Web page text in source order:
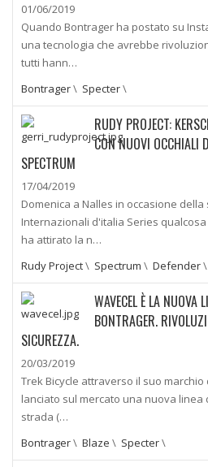
01/06/2019
Quando Bontrager ha postato su
una tecnologia che avrebbe
tutti hann…
Bontrager\ Specter\
RUDY PROJECT:
CON NUOVI OCCHIALI
SPECTRUM
17/04/2019
Domenica a Nalles in occasione
Internazionali d'italia Series
ha attirato la n…
Rudy Project\ Spectrum \ Defender\
WAVECEL È LA NUOVA
BONTRAGER.
SICUREZZA.
20/03/2019
Trek Bicycle attraverso il suo
lanciato sul mercato una nuova linea
strada (…
Bontrager\ Blaze \ Specter\